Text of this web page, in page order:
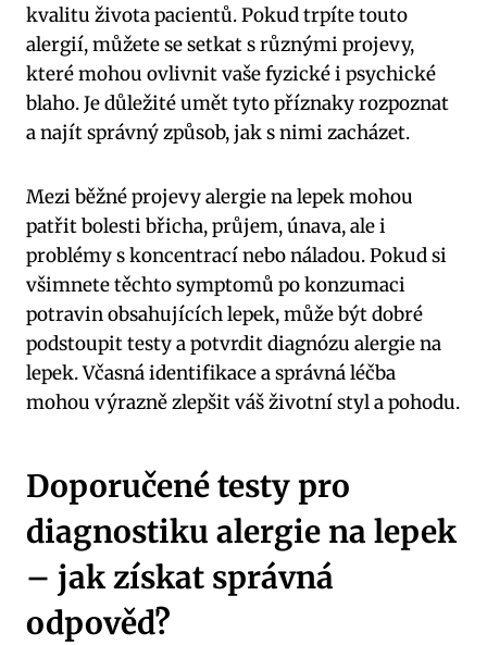
kvalitu života pacientů. Pokud trpíte touto
alergií, můžete se setkat s různými projevy,
které mohou ovlivnit vaše fyzické i psychické
blaho. Je důležité umět tyto příznaky rozpoznat
a najít správný způsob, jak s nimi zacházet.
Mezi běžné projevy alergie na lepek mohou
patřit bolesti břicha, průjem, únava, ale i
problémy s koncentrací nebo náladou. Pokud si
všimnete těchto symptomů po konzumaci
potravin obsahujících lepek, může být dobré
podstoupit testy a potvrdit diagnózu alergie na
lepek. Včasná identifikace a správná léčba
mohou výrazně zlepšit váš životní styl a pohodu.
Doporučené testy pro
diagnostiku alergie na lepek
– jak získat správná
odpověď?